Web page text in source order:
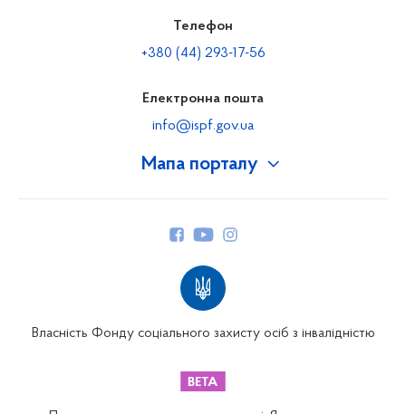
Мапа порталу
Телефон
+380 (44) 293-17-56
Електронна пошта
info@ispf.gov.ua
Власність Фонду соціального захисту осіб з інвалідністю